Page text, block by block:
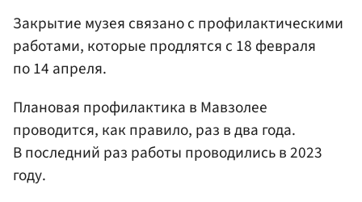
Закрытие музея связано с профилактическими
работами, которые продлятся с 18 февраля
по 14 апреля.
Плановая профилактика в Мавзолее
проводится, как правило, раз в два года.
В последний раз работы проводились в 2023
году.